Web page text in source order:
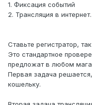
1. Фиксация событий
2. Трансляция в интернет.
Ставьте регистратор,
Это стандартное
предложат в любом
Первая задача
кошельку.